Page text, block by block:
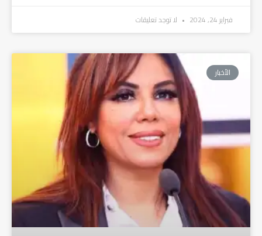
فبراير 24, 2024 لا توجد تعليقات
الأخبار